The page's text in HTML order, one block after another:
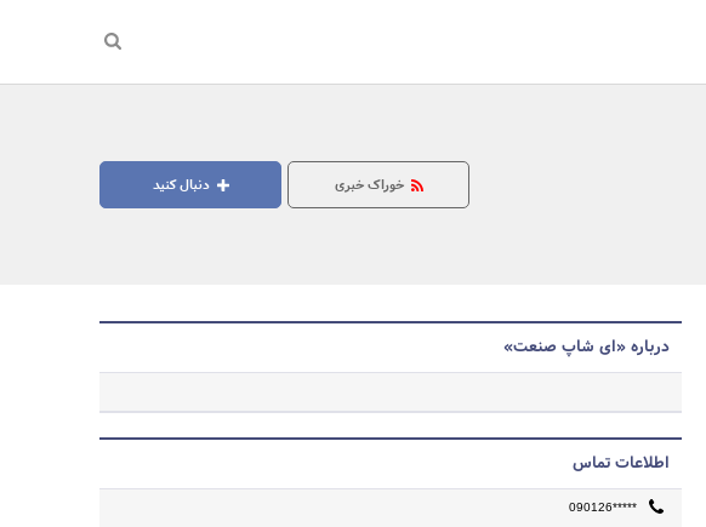
جستجو
دنبال کنید خوراک خبری
درباره «ای شاپ صنعت»
اطلاعات تماس
090126*****